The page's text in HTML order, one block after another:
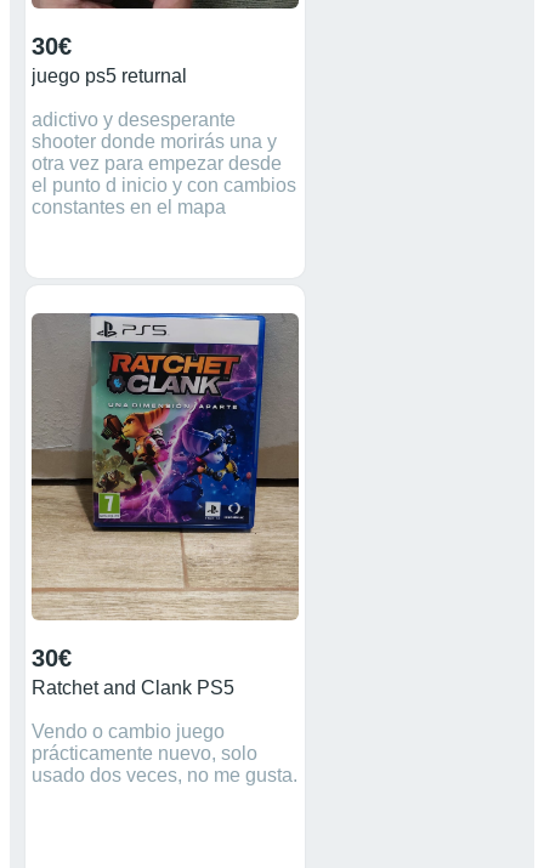
30€
juego ps5 returnal
adictivo y desesperante
shooter donde morirás una y
otra vez para empezar desde
el punto d inicio y con cambios
constantes en el mapa
30€
Ratchet and Clank PS5
Vendo o cambio juego
prácticamente nuevo, solo
usado dos veces, no me gusta.